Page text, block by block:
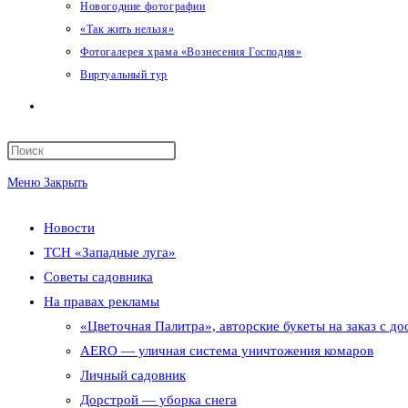
Новогодние фотографии
«Так жить нельзя»
Фотогалерея храма «Вознесения Господня»
Виртуальный тур
поиск
по
веб-
сайту
Меню Закрыть
Новости
ТСН «Западные луга»
Советы садовника
На правах рекламы
«Цветочная Палитра», авторские букеты на заказ с
AERO — уличная система уничтожения комаров
Личный садовник
Дорстрой — уборка снега